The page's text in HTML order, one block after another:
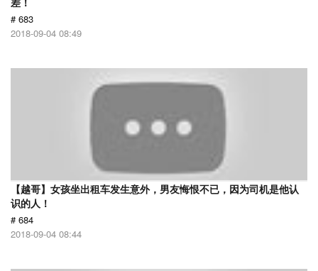
# 683
2018-09-04 08:49
【越哥】女孩坐出租车发生意外，男友悔恨不已，因为司机是他认
识的人！
# 684
2018-09-04 08:44